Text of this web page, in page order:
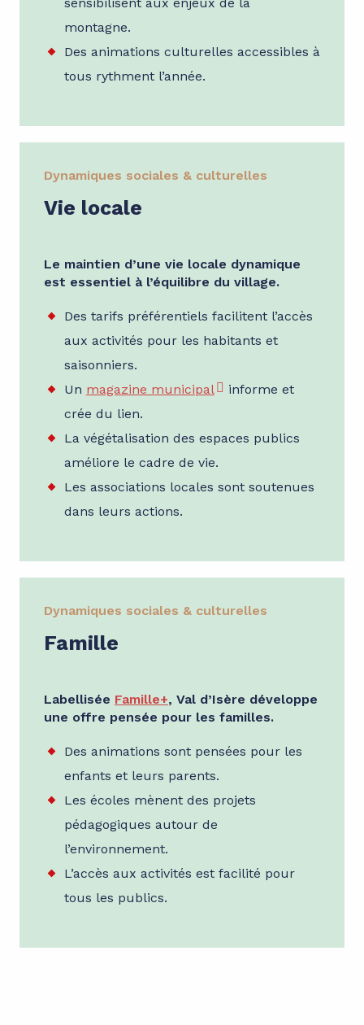
montagne.
Des animations culturelles accessibles à
tous rythment l’année.
Dynamiques sociales & culturelles
Vie locale
Le maintien d’une vie locale dynamique
est essentiel à l’équilibre du village.
Des tarifs préférentiels facilitent l’accès
aux activités pour les habitants et
saisonniers.
Un magazine municipal
informe et
crée du lien.
La végétalisation des espaces publics
améliore le cadre de vie.
Les associations locales sont soutenues
dans leurs actions.
Dynamiques sociales & culturelles
Famille
Labellisée Famille+, Val d’Isère développe
une offre pensée pour les familles.
Des animations sont pensées pour les
enfants et leurs parents.
Les écoles mènent des projets
pédagogiques autour de
l’environnement.
L’accès aux activités est facilité pour
tous les publics.